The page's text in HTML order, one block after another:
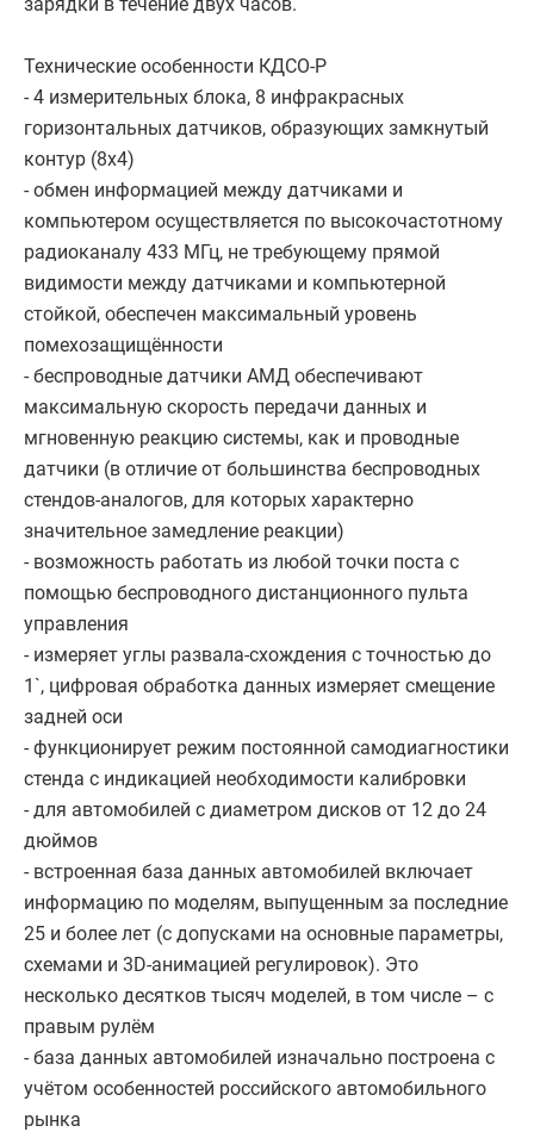
Технические особенности КДСО-Р
- 4 измерительных блока, 8 инфракрасных
горизонтальных датчиков, образующих замкнутый
контур (8х4)
- обмен информацией между датчиками и
компьютером осуществляется по высокочастотному
радиоканалу 433 МГц, не требующему прямой
видимости между датчиками и компьютерной
стойкой, обеспечен максимальный уровень
помехозащищённости
- беспроводные датчики АМД обеспечивают
максимальную скорость передачи данных и
мгновенную реакцию системы, как и проводные
датчики (в отличие от большинства беспроводных
стендов-аналогов, для которых характерно
значительное замедление реакции)
- возможность работать из любой точки поста с
помощью беспроводного дистанционного пульта
управления
- измеряет углы развала-схождения с точностью до
1`, цифровая обработка данных измеряет смещение
задней оси
- функционирует режим постоянной самодиагностики
стенда с индикацией необходимости калибровки
- для автомобилей с диаметром дисков от 12 до 24
дюймов
- встроенная база данных автомобилей включает
информацию по моделям, выпущенным за последние
25 и более лет (с допусками на основные параметры,
схемами и 3D-анимацией регулировок). Это
несколько десятков тысяч моделей, в том числе – с
правым рулём
- база данных автомобилей изначально построена с
учётом особенностей российского автомобильного
рынка